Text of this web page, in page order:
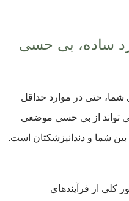
ساده، بی حسی
حتی در موارد حداقل
تواند از بی حسی موضعی
شما و دندانپزشکتان است.
کلی از فرآیندهای